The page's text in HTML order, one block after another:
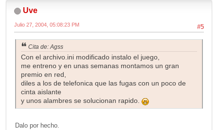
Uve
#5
Julio 27, 2004, 05:08:23 PM
Cita de: Agss
Con el archivo.ini modificado instalo el juego,
me entreno y en unas semanas montamos un gran
premio en red,
diles a los de telefonica que las fugas con un poco de
cinta aislante
y unos alambres se solucionan rapido.
Dalo por hecho.